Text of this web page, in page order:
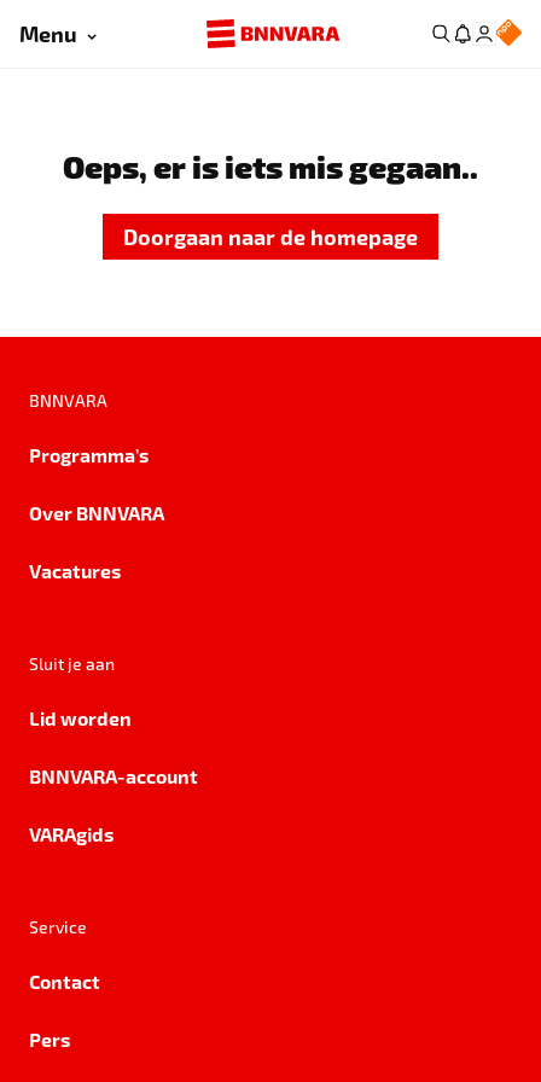
Menu
Oeps, er is iets mis gegaan..
Doorgaan naar de homepage
BNNVARA
Programma's
Over BNNVARA
Vacatures
Sluit je aan
Lid worden
BNNVARA-account
VARAgids
Service
Contact
Pers